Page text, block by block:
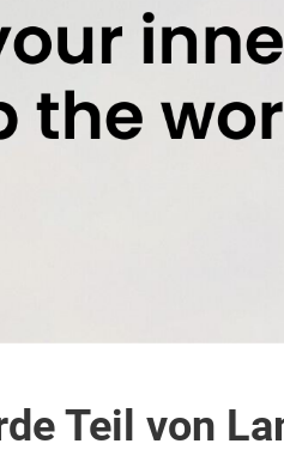
Teil von